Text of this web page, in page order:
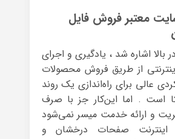
۱۱ سایت معتبر فروش فایل
بالا اشاره شد ، یادگیری و اجرای
از طریق فروش محصولات
عالی برای راه‌اندازی یک روند
است . اما این‌کار جز با صرف
و ارائه خدمت میسر نمی‌شود
صفحات درخشان و